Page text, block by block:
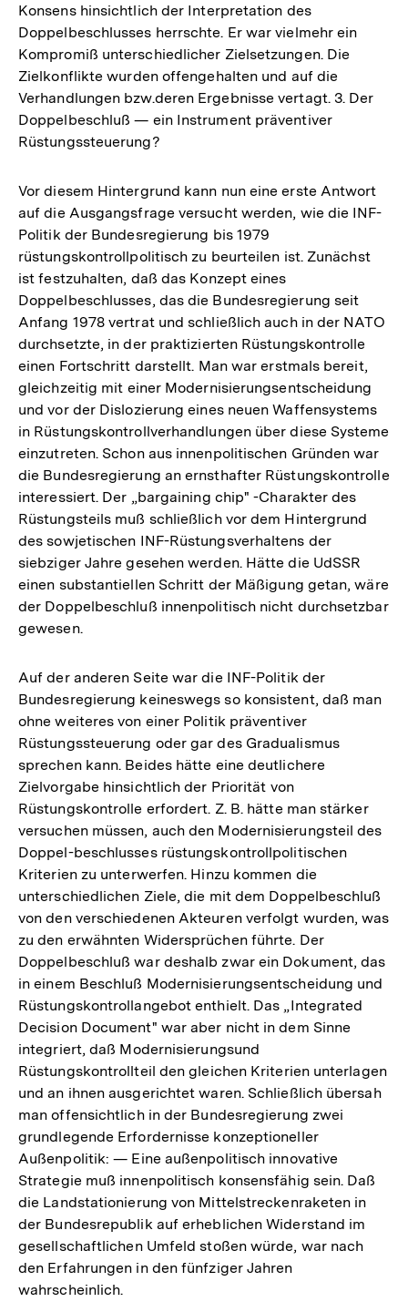
Konsens hinsichtlich der Interpretation des
Doppelbeschlusses herrschte. Er war vielmehr ein
Kompromiß unterschiedlicher Zielsetzungen. Die
Zielkonflikte wurden offengehalten und auf die
Verhandlungen bzw.deren Ergebnisse vertagt. 3. Der
Doppelbeschluß — ein Instrument präventiver
Rüstungssteuerung?
Vor diesem Hintergrund kann nun eine erste Antwort
auf die Ausgangsfrage versucht werden, wie die INF-
Politik der Bundesregierung bis 1979
rüstungskontrollpolitisch zu beurteilen ist. Zunächst
ist festzuhalten, daß das Konzept eines
Doppelbeschlusses, das die Bundesregierung seit
Anfang 1978 vertrat und schließlich auch in der NATO
durchsetzte, in der praktizierten Rüstungskontrolle
einen Fortschritt darstellt. Man war erstmals bereit,
gleichzeitig mit einer Modernisierungsentscheidung
und vor der Dislozierung eines neuen Waffensystems
in Rüstungskontrollverhandlungen über diese Systeme
einzutreten. Schon aus innenpolitischen Gründen war
die Bundesregierung an ernsthafter Rüstungskontrolle
interessiert. Der „bargaining chip" -Charakter des
Rüstungsteils muß schließlich vor dem Hintergrund
des sowjetischen INF-Rüstungsverhaltens der
siebziger Jahre gesehen werden. Hätte die UdSSR
einen substantiellen Schritt der Mäßigung getan, wäre
der Doppelbeschluß innenpolitisch nicht durchsetzbar
gewesen.
Auf der anderen Seite war die INF-Politik der
Bundesregierung keineswegs so konsistent, daß man
ohne weiteres von einer Politik präventiver
Rüstungssteuerung oder gar des Gradualismus
sprechen kann. Beides hätte eine deutlichere
Zielvorgabe hinsichtlich der Priorität von
Rüstungskontrolle erfordert. Z. B. hätte man stärker
versuchen müssen, auch den Modernisierungsteil des
Doppel-beschlusses rüstungskontrollpolitischen
Kriterien zu unterwerfen. Hinzu kommen die
unterschiedlichen Ziele, die mit dem Doppelbeschluß
von den verschiedenen Akteuren verfolgt wurden, was
zu den erwähnten Widersprüchen führte. Der
Doppelbeschluß war deshalb zwar ein Dokument, das
in einem Beschluß Modernisierungsentscheidung und
Rüstungskontrollangebot enthielt. Das „Integrated
Decision Document" war aber nicht in dem Sinne
integriert, daß Modernisierungsund
Rüstungskontrollteil den gleichen Kriterien unterlagen
und an ihnen ausgerichtet waren. Schließlich übersah
man offensichtlich in der Bundesregierung zwei
grundlegende Erfordernisse konzeptioneller
Außenpolitik: — Eine außenpolitisch innovative
Strategie muß innenpolitisch konsensfähig sein. Daß
die Landstationierung von Mittelstreckenraketen in
der Bundesrepublik auf erheblichen Widerstand im
gesellschaftlichen Umfeld stoßen würde, war nach
den Erfahrungen in den fünfziger Jahren
wahrscheinlich.